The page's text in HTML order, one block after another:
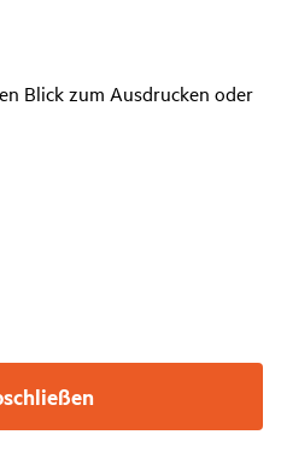
Blick zum Ausdrucken oder
auf einen Blick zum
auf einen Blick zum (IPID)
oder Speichern: